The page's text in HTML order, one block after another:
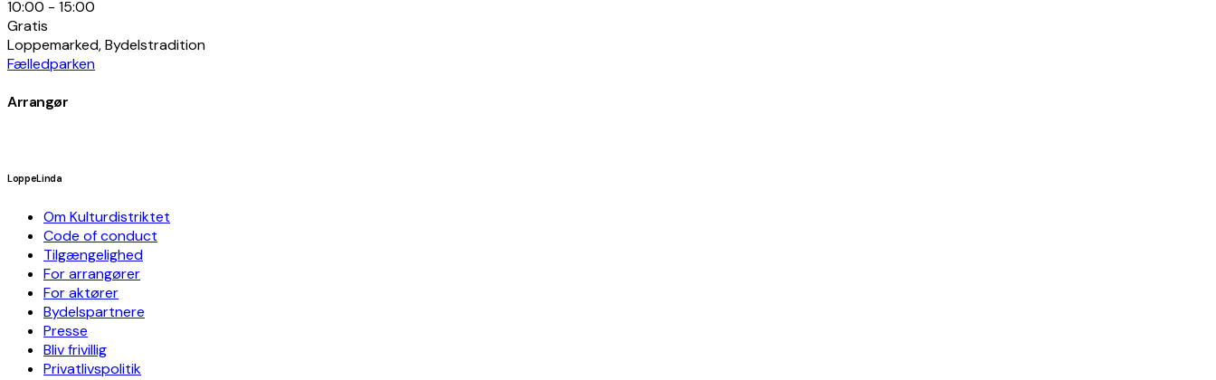
10:00 - 15:00
Gratis
Loppemarked, Bydelstradition
Fælledparken
Arrangør
LoppeLinda
Om Kulturdistriktet
Code of conduct
Tilgængelighed
For arrangører
For aktører
Bydelspartnere
Presse
Bliv frivillig
Privatlivspolitik